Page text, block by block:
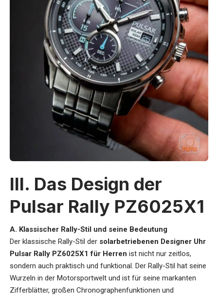
III. Das Design der
Pulsar Rally PZ6025X1
A. Klassischer Rally-Stil und seine Bedeutung
Der klassische Rally-Stil der solarbetriebenen Designer Uhr
Pulsar Rally PZ6025X1 für Herren ist nicht nur zeitlos,
sondern auch praktisch und funktional. Der Rally-Stil hat seine
Wurzeln in der Motorsportwelt und ist für seine markanten
Zifferblätter, großen Chronographenfunktionen und